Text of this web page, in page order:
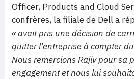
Officer, Products and Cloud
confrères, la filiale de Dell a
« avait pris une décision de
quitter l’entreprise à compter
Nous remercions Rajiv pour sa
engagement et nous lui